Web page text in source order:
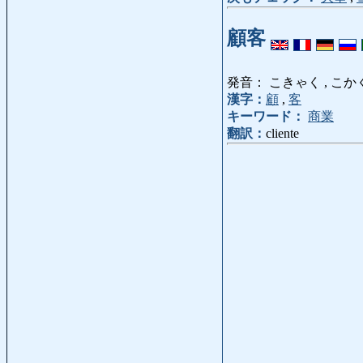
顧客
発音： こきゃく , こか
漢字： 顧 , 客
キーワード： 商業
翻訳： cliente